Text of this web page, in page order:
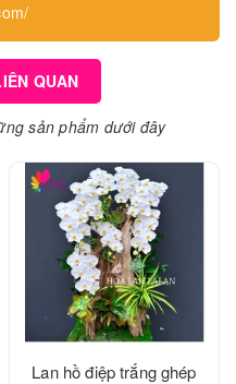
QUAN
sản phẩm dưới đây
Lan hồ điệp trắng ghép